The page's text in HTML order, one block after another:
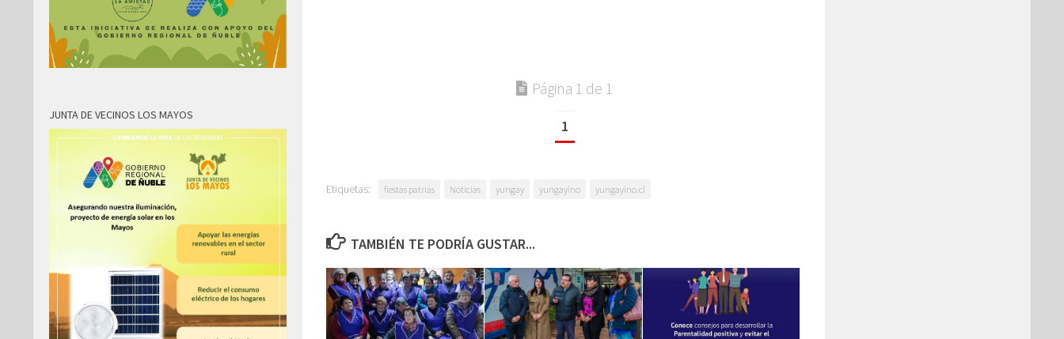
Página 1 de 1
1
Etiquetas: fiestas patrias Noticias yungay yungayino yungayino.cl
TAMBIÉN TE PODRÍA GUSTAR...
JUNTA DE VECINOS LOS MAYOS